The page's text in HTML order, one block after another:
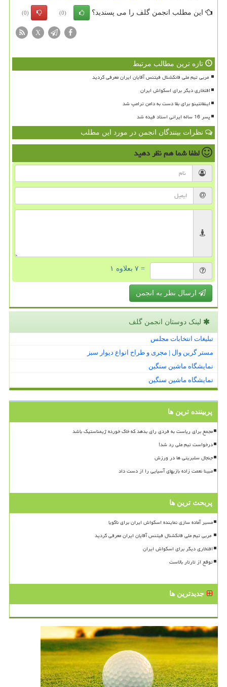
این مطلب انجمن گلف را می پسندید؟ (0)
(0)
X
تازه ترین مطالب مرتبط
افتخاری دیگر برای اسکواش ایران
اینفانتینو برای بقا دست به دامن ترامپ شد
پسر 16 ساله ایرانی استاد فیده شد
نظرات بینندگان انجمن در مورد این مطلب
لطفا شما همنظر دهید
= ۷ بعلاوه ۱
ارسال نظر به انجمن
لینک دوستان انجمن گلف
تبلیغات انتخابات مجلس
مستر گرین وال | مجری و طراح انواع دیوار سبز
نمایشگاه ماشین سنگین
نمایشگاه ماشین سنگین
پربیننده ترین ها
مجمع برای ریاست به فردی رای بدهد که خاک خورده ژیمناستیک باشد
درخواست تیم ملی رد شد!
جنجال سلبریتی ها در ورزش
مبینا نعمت زاده بازیهای آسیایی را از دست داد
پربحث ترین ها
مسیر آماده سازی نماینده اسکواش ایران برای ناگویا
افتخاری دیگر برای اسکواش ایران
توقع از تارتار بالاست
جدیدترین ها